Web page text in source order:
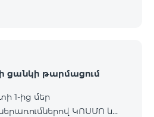
ցանկի թարմացում
1-ից մեր
ԿՈՍՄՈ և